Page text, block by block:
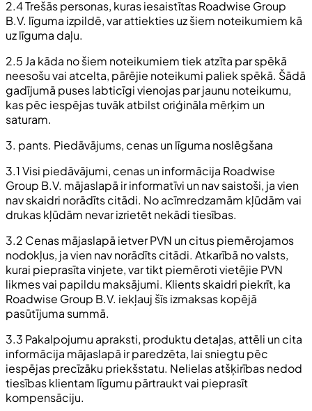
2.4 Trešās personas, kuras iesaistītas Roadwise Group
B.V. līguma izpildē, var attiekties uz šiem noteikumiem kā
uz līguma daļu.
2.5 Ja kāda no šiem noteikumiem tiek atzīta par spēkā
neesošu vai atcelta, pārējie noteikumi paliek spēkā. Šādā
gadījumā puses labticīgi vienojas par jaunu noteikumu,
kas pēc iespējas tuvāk atbilst oriģināla mērķim un
saturam.
3. pants. Piedāvājums, cenas un līguma noslēgšana
3.1 Visi piedāvājumi, cenas un informācija Roadwise
Group B.V. mājaslapā ir informatīvi un nav saistoši, ja vien
nav skaidri norādīts citādi. No acīmredzamām kļūdām vai
drukas kļūdām nevar izrietēt nekādi tiesības.
3.2 Cenas mājaslapā ietver PVN un citus piemērojamos
nodokļus, ja vien nav norādīts citādi. Atkarībā no valsts,
kurai pieprasīta vinjete, var tikt piemēroti vietējie PVN
likmes vai papildu maksājumi. Klients skaidri piekrīt, ka
Roadwise Group B.V. iekļauj šīs izmaksas kopējā
pasūtījuma summā.
3.3 Pakalpojumu apraksti, produktu detaļas, attēli un cita
informācija mājaslapā ir paredzēta, lai sniegtu pēc
iespējas precīzāku priekšstatu. Nelielas atšķirības nedod
tiesības klientam līgumu pārtraukt vai pieprasīt
kompensāciju.